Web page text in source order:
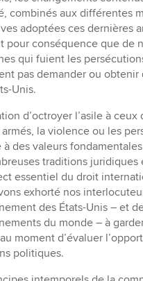
combinés aux différentes
adoptées ces dernières
pour conséquence que de
qui fuient les
pas demander ou
Unis.
d’octroyer l’asile à
la violence ou les
à des valeurs
traditions juridiques
essentiel du droit
exhorté nos
des États-Unis – et
du monde – à
moment d’évaluer
politiques.